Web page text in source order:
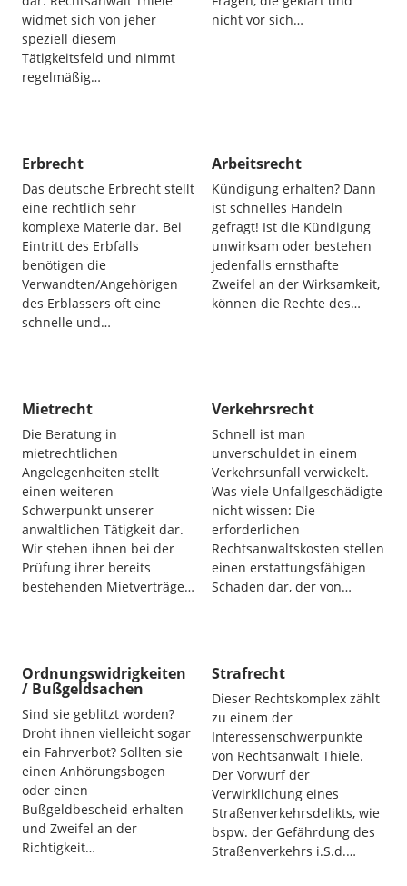
widmet sich von jeher
speziell diesem
Tätigkeitsfeld und nimmt
regelmäßig…
nicht vor sich…
Erbrecht
Das deutsche Erbrecht stellt
eine rechtlich sehr
komplexe Materie dar. Bei
Eintritt des Erbfalls
benötigen die
Verwandten/Angehörigen
des Erblassers oft eine
schnelle und…
Arbeitsrecht
Kündigung erhalten? Dann
ist schnelles Handeln
gefragt! Ist die Kündigung
unwirksam oder bestehen
jedenfalls ernsthafte
Zweifel an der Wirksamkeit,
können die Rechte des…
Mietrecht
Die Beratung in
mietrechtlichen
Angelegenheiten stellt
einen weiteren
Schwerpunkt unserer
anwaltlichen Tätigkeit dar.
Wir stehen ihnen bei der
Prüfung ihrer bereits
bestehenden Mietverträge…
Verkehrsrecht
Schnell ist man
unverschuldet in einem
Verkehrsunfall verwickelt.
Was viele Unfallgeschädigte
nicht wissen: Die
erforderlichen
Rechtsanwaltskosten stellen
einen erstattungsfähigen
Schaden dar, der von…
Ordnungswidrigkeiten
/ Bußgeldsachen
Sind sie geblitzt worden?
Droht ihnen vielleicht sogar
ein Fahrverbot? Sollten sie
einen Anhörungsbogen
oder einen
Bußgeldbescheid erhalten
und Zweifel an der
Richtigkeit…
Strafrecht
Dieser Rechtskomplex zählt
zu einem der
Interessenschwerpunkte
von Rechtsanwalt Thiele.
Der Vorwurf der
Verwirklichung eines
Straßenverkehrsdelikts, wie
bspw. der Gefährdung des
Straßenverkehrs i.S.d.…